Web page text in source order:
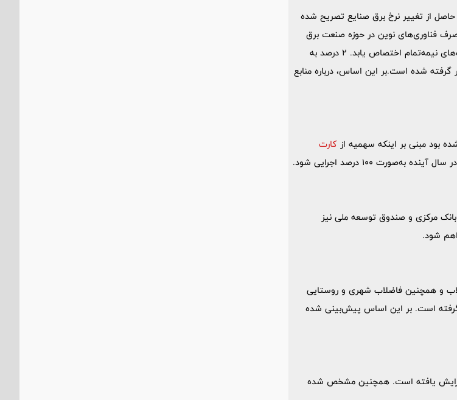
حاصل از تغییر نرخ برق صنایع تصریح شده
درصد صرف فناوری‌های نوین در حوزه صنعت برق
شود. 9 درصد برای بهینه‌سازی الگوی مصرف انرژی هزینه شود. 40 درصد برای تکمیل نیروگاه‌های نیمه‌تمام اختصاص یابد. 2 درصد به
بازار بورس در نظر گرفته شده است.بر این اساس، درباره منابع
بود مبنی بر اینکه سهمیه از کارت
100 درصد اجرایی شود.
مرکزی و صندوق توسعه ملی نیز
شود.
و همچنین فاضلاب شهری و روستایی
گرفته است. بر این اساس پیش‌بینی شده
دولت 25 همت پیش‌بینی کرده بود که این رقم به 50 همت افزایش یافته است. همچنین مشخص شده